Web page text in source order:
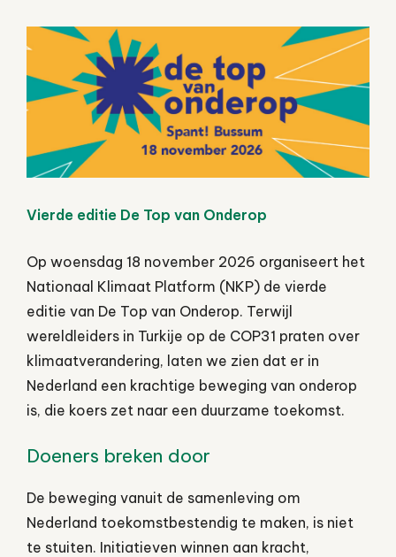
Vierde editie De Top van Onderop
Op woensdag 18 november 2026 organiseert het
Nationaal Klimaat Platform (NKP) de vierde
editie van De Top van Onderop. Terwijl
wereldleiders in Turkije op de COP31 praten over
klimaatverandering, laten we zien dat er in
Nederland een krachtige beweging van onderop
is, die koers zet naar een duurzame toekomst.
Doeners breken door
De beweging vanuit de samenleving om
Nederland toekomstbestendig te maken, is niet
te stuiten. Initiatieven winnen aan kracht,